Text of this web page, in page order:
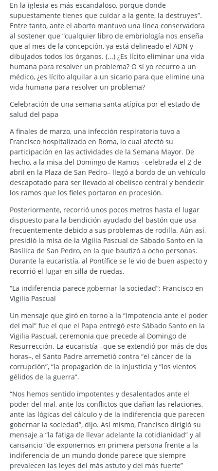
En la iglesia es más escandaloso, porque donde
supuestamente tienes que cuidar a la gente, la destruyes”.
Entre tanto, ante el aborto mantuvo una línea conservadora
al sostener que “cualquier libro de embriología nos enseña
que al mes de la concepción, ya está delineado el ADN y
dibujados todos los órganos. (...) ¿Es lícito eliminar una vida
humana para resolver un problema? O si yo recurro a un
médico, ¿es lícito alquilar a un sicario para que elimine una
vida humana para resolver un problema?
Celebración de una semana santa atípica por el estado de
salud del papa
A finales de marzo, una infección respiratoria tuvo a
Francisco hospitalizado en Roma, lo cual afectó su
participación en las actividades de la Semana Mayor. De
hecho, a la misa del Domingo de Ramos –celebrada el 2 de
abril en la Plaza de San Pedro– llegó a bordo de un vehículo
descapotado para ser llevado al obelisco central y bendecir
los ramos que los fieles portaron en procesión.
Posteriormente, recorrió unos pocos metros hasta el lugar
dispuesto para la bendición ayudado del bastón que usa
frecuentemente debido a sus problemas de rodilla. Aún así,
presidió la misa de la Vigilia Pascual de Sábado Santo en la
Basílica de San Pedro, en la que bautizó a ocho personas.
Durante la eucaristía, al Pontífice se le vio de buen aspecto y
recorrió el lugar en silla de ruedas.
“La indiferencia parece gobernar la sociedad”: Francisco en
Vigilia Pascual
Un mensaje que giró en torno a la “impotencia ante el poder
del mal” fue el que el Papa entregó este Sábado Santo en la
Vigilia Pascual, ceremonia que precede al Domingo de
Resurrección. La eucaristía –que se extendió por más de dos
horas–, el Santo Padre arremetió contra “el cáncer de la
corrupción”, “la propagación de la injusticia y “los vientos
gélidos de la guerra”.
“Nos hemos sentido impotentes y desalentados ante el
poder del mal, ante los conflictos que dañan las relaciones,
ante las lógicas del cálculo y de la indiferencia que parecen
gobernar la sociedad”, dijo. Así mismo, Francisco dirigió su
mensaje a “la fatiga de llevar adelante la cotidianidad” y al
cansancio “de exponernos en primera persona frente a la
indiferencia de un mundo donde parece que siempre
prevalecen las leyes del más astuto y del más fuerte”